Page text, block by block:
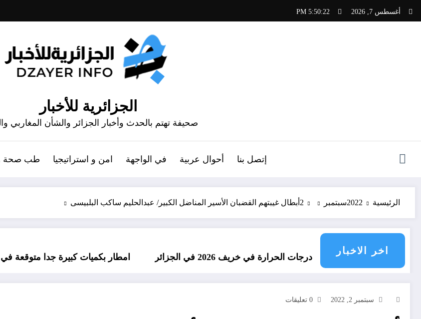
التجاوز
أغسطس 7, 2026 5:50:23 PM
الجزائرية للأخبار
صحيفة تهتم بالحدث وأخبار الجزائر والشأن المغاربي
إتصل بنا أحوال عربية في الواجهة امن و استراتيجيا طب صحة
الرئيسية 2022سبتمبر 2 أبطال غيبتهم القضبان الأسير المناضل الكبير/ عبدالحليم ساكب البلبيسى
اخر الاخبار
توقعات درجات الحرارة في خريف 2026 في الجزائر امطار بكميات كبيرة جدا متوقعة في الجزائر في شهري
سبتمبر 2, 2022 0 تعليقات